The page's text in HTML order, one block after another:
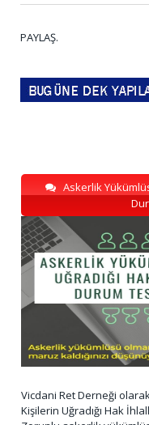
PAYLAŞ.
Askerlik
Vicdani Ret Derneği
Kişilerin Uğradığı Hak